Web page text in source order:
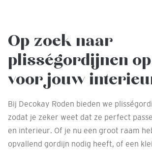
Op zoek naar
plisségordijnen
voor jouw
Bij Decokay Roden bieden we
zodat je zeker weet dat ze perfect
en interieur. Of je nu een groot raam
opvallend gordijn nodig heeft, of een